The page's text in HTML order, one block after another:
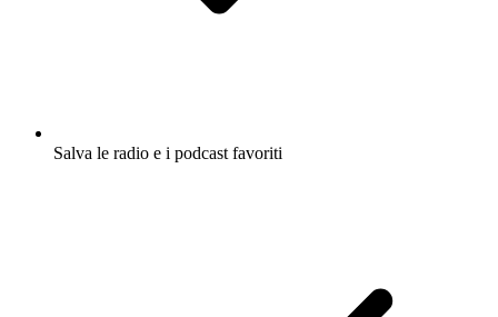
Salva le radio e i podcast favoriti